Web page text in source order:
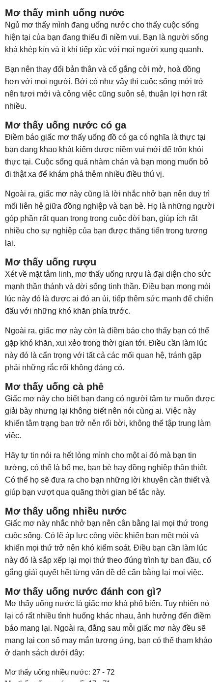
Mơ thấy mình uống nước
Ngủ mơ thấy mình đang uống nước cho thấy cuộc sống
hiện tại của bạn đang thiếu đi niềm vui. Bạn là người sống
khá khép kín và ít khi tiếp xúc với mọi người xung quanh.
Bạn nên thay đổi bản thân và cố gắng cởi mở, hoà đồng
hơn với mọi người. Bởi có như vậy thì cuộc sống mới trở
nên tươi mới và công việc cũng suôn sẻ, thuận lợi hơn rất
nhiều.
Mơ thấy uống nước có ga
Điềm báo giấc mơ thấy uống đồ có ga có nghĩa là thực tại
bạn đang khao khát kiếm được niềm vui mới để trốn khỏi
thực tại. Cuộc sống quá nhàm chán và bạn mong muốn bỏ
đi thật xa để khám phá thêm nhiều điều thú vị.
Ngoài ra, giấc mơ này cũng là lời nhắc nhở bạn nên duy trì
mối liên hệ giữa đồng nghiệp và bạn bè. Họ là những người
góp phần rất quan trọng trong cuộc đời bạn, giúp ích rất
nhiều cho sự nghiệp của bạn được thăng tiến trong tương
lai.
Mơ thấy uống rượu
Xét về mặt tâm linh, mơ thấy uống rượu là đại diện cho sức
mạnh thần thánh và đời sống tinh thần. Điều bạn mong mỏi
lúc này đó là được ai đó an ủi, tiếp thêm sức mạnh để chiến
đấu với những khó khăn phía trước.
Ngoài ra, giấc mơ này còn là điềm báo cho thấy bạn có thể
gặp khó khăn, xui xẻo trong thời gian tới. Điều cần làm lúc
này đó là cẩn trọng với tất cả các mối quan hệ, tránh gặp
phải những rắc rối không đáng có.
Mơ thấy uống cà phê
Giấc mơ này cho biết bạn đang có người tâm tư muốn được
giải bày nhưng lại không biết nên nói cùng ai. Việc này
khiến tâm trạng bạn trở nên rối bời, không thể tập trung làm
việc.
Hãy tự tin nói ra hết lòng mình cho một ai đó mà bạn tin
tưởng, có thể là bố mẹ, bạn bè hay đồng nghiệp thân thiết.
Có thể họ sẽ đưa ra cho bạn những lời khuyên cần thiết và
giúp bạn vượt qua quãng thời gian bế tắc này.
Mơ thấy uống nhiều nước
Giấc mơ này nhắc nhở bạn nên cân bằng lại mọi thứ trong
cuộc sống. Có lẽ áp lực công việc khiến bạn mệt mỏi và
khiến mọi thứ trở nên khó kiểm soát. Điều bạn cần làm lúc
này đó là sắp xếp lại mọi thứ theo đúng trình tự ban đầu, cố
gắng giải quyết hết từng vấn đề để cân bằng lại mọi việc.
Mơ thấy uống nước đánh con gì?
Mơ thấy uống nước là giấc mơ khá phổ biến. Tuy nhiên nó
lại có rất nhiều tình huống khác nhau, ảnh hưởng đến điềm
báo mang lại. Ngoài ra, đằng sau mỗi giấc mơ này đều sẽ
mang lại con số may mắn tương ứng, bạn có thể tham khảo
ở danh sách dưới đây:
Mơ thấy uống nhiều nước: 27 - 72